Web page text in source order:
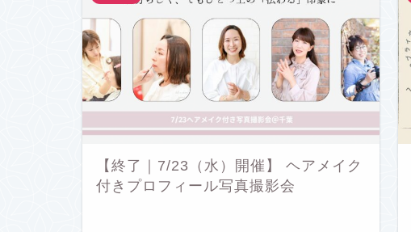
【終了｜7/23（水）開催】 ヘアメイク
付きプロフィール写真撮影会